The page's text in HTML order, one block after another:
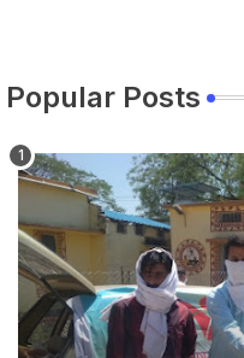
Popular Posts